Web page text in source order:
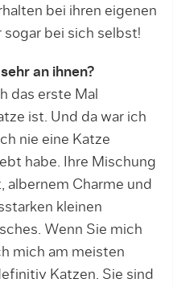
bei ihren eigenen
bei sich selbst!
an ihnen?
das erste Mal
ist. Und da war ich
nie eine Katze
habe. Ihre Mischung
albernem Charme und
kleinen
Wenn Sie mich
mich am meisten
Katzen. Sie sind